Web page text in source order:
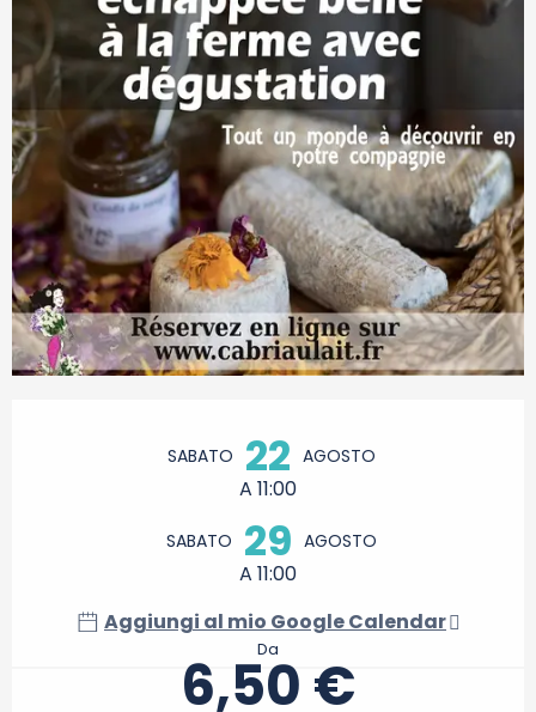
SABATO 22 AGOSTO
A 11:00
SABATO 29 AGOSTO
A 11:00
Aggiungi al mio Google Calendar
Da
6,50 €